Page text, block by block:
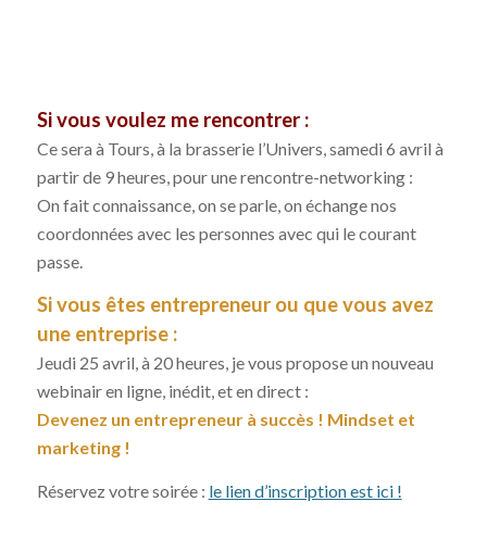
Si vous voulez me rencontrer :
Ce sera à Tours, à la brasserie l’Univers, samedi 6 avril à
partir de 9 heures, pour une rencontre-networking :
On fait connaissance, on se parle, on échange nos
coordonnées avec les personnes avec qui le courant
passe.
Si vous êtes entrepreneur ou que vous avez
une entreprise :
Jeudi 25 avril, à 20 heures, je vous propose un nouveau
webinair en ligne, inédit, et en direct :
Devenez un entrepreneur à succès ! Mindset et
marketing !
Réservez votre soirée : le lien d’inscription est ici !